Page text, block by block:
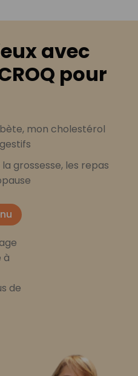
avec
pour
mon cholestérol
grossesse, les repas
à
de